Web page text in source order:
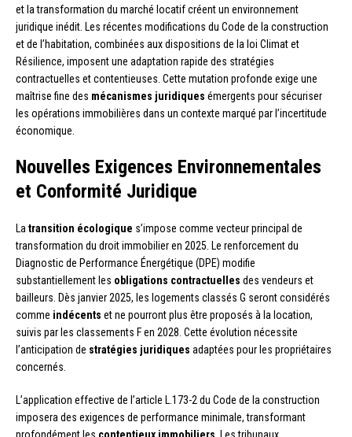
et la transformation du marché locatif créent un environnement
juridique inédit. Les récentes modifications du Code de la construction
et de l’habitation, combinées aux dispositions de la loi Climat et
Résilience, imposent une adaptation rapide des stratégies
contractuelles et contentieuses. Cette mutation profonde exige une
maîtrise fine des mécanismes juridiques émergents pour sécuriser
les opérations immobilières dans un contexte marqué par l’incertitude
économique.
Nouvelles Exigences Environnementales
et Conformité Juridique
La transition écologique s’impose comme vecteur principal de
transformation du droit immobilier en 2025. Le renforcement du
Diagnostic de Performance Énergétique (DPE) modifie
substantiellement les obligations contractuelles des vendeurs et
bailleurs. Dès janvier 2025, les logements classés G seront considérés
comme indécents et ne pourront plus être proposés à la location,
suivis par les classements F en 2028. Cette évolution nécessite
l’anticipation de stratégies juridiques adaptées pour les propriétaires
concernés.
L’application effective de l’article L.173-2 du Code de la construction
imposera des exigences de performance minimale, transformant